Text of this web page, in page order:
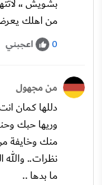
من اهلك
0 اعجبني
من مجهول
دللها كمان
وريها حبك
منك وخايفة
نظرات.. والله
ما بدها ..